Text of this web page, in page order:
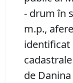
- drum în
m.p.,
de Danina